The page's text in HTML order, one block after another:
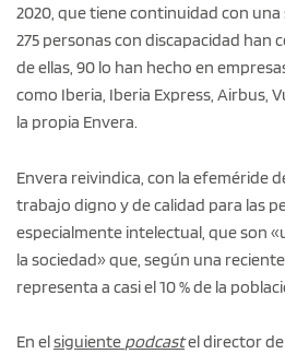
2020, que tiene continuidad con
275 personas con discapacidad han
de ellas, 90 lo han hecho en
como Iberia, Iberia Express, Airbus,
la propia Envera.
Envera reivindica, con la efeméride
trabajo digno y de calidad para las
especialmente intelectual, que son
la sociedad» que, según una
representa a casi el 10 % de la
En elsiguiente podcastel director de